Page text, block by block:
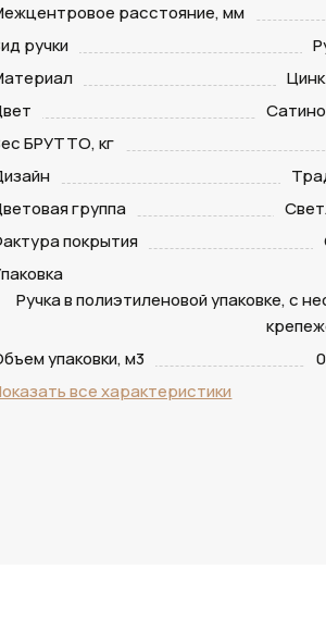
расстояние, мм
ручки
БРУТТО, кг
группа
покрытия
Ручка в полиэтиленовой упаковке, с
упаковки, м3
все характеристики